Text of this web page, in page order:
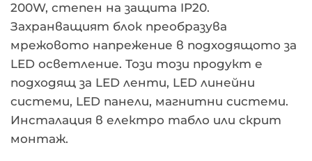
200W, степен на защита IP20.
Захранващият блок преобразува
мрежовото напрежение в подходящото за
LED осветление. Този този продукт е
подходящ за LED ленти, LED линейни
системи, LED панели, магнитни системи.
Инсталация в електро табло или скрит
монтаж.